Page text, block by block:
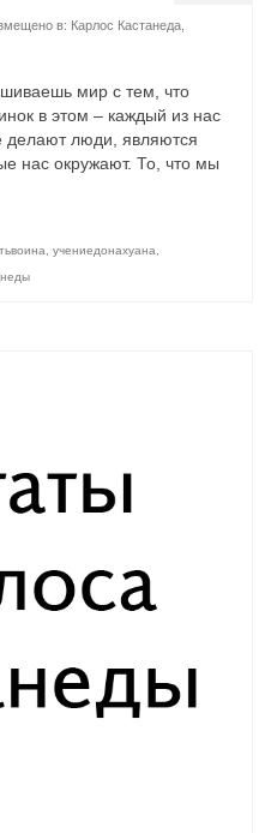
в: Карлос Кастанеда
мир с тем, что
в этом – каждый из нас
делают люди, являются
нас окружают. То, что мы
учениедонахуана